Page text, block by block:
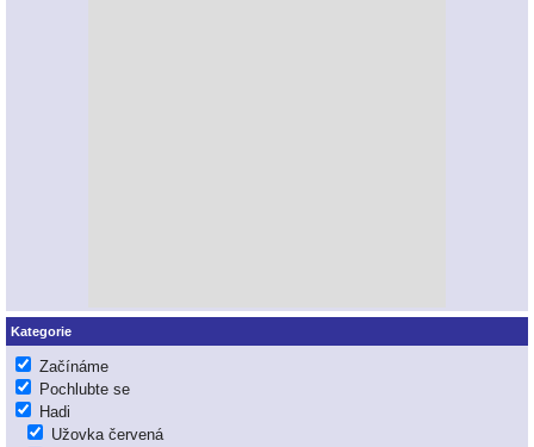
Kategorie
Začínáme
Pochlubte se
Hadi
Užovka červená